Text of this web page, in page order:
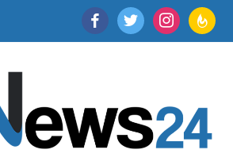
facebooktwitter instagram